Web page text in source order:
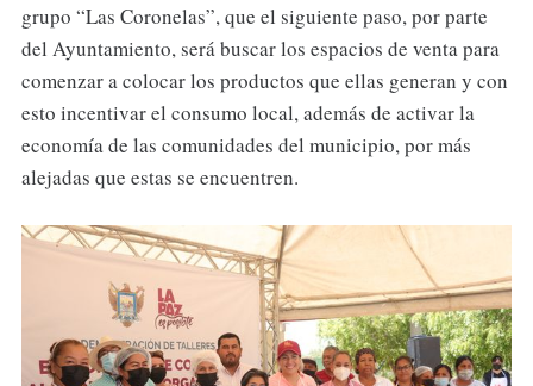
grupo “Las Coronelas”, que el siguiente paso, por parte
del Ayuntamiento, será buscar los espacios de venta para
comenzar a colocar los productos que ellas generan y con
esto incentivar el consumo local, además de activar la
economía de las comunidades del municipio, por más
alejadas que estas se encuentren.